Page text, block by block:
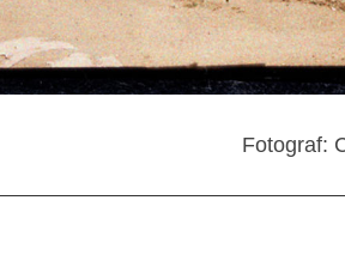
Fotograf: